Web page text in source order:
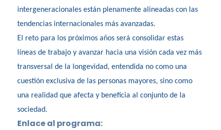
intergeneracionales están plenamente alineadas con las
tendencias internacionales más avanzadas.
El reto para los próximos años será consolidar estas
líneas de trabajo y avanzar hacia una visión cada vez más
transversal de la longevidad, entendida no como una
cuestión exclusiva de las personas mayores, sino como
una realidad que afecta y beneficia al conjunto de la
sociedad.
Enlace al programa: